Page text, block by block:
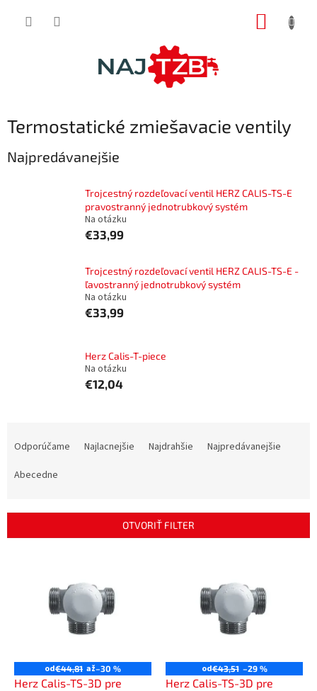
Termostatické zmiešavacie ventily
Najpredávanejšie
Trojcestný rozdeľovací ventil HERZ CALIS-TS-E
pravostranný jednotrubkový systém
Na otázku
€33,99
Trojcestný rozdeľovací ventil HERZ CALIS-TS-E -
ľavostranný jednotrubkový systém
Na otázku
€33,99
Herz Calis-T-piece
Na otázku
€12,04
p
Odporúčame Najlacnejšie Najdrahšie
Najpredávanejšie
Abecedne
OTVORIŤ FILTER
od€44,81 až–30 %
Herz Calis-TS-3D pre
od€43,51 –29 %
Herz Calis-TS-3D pre